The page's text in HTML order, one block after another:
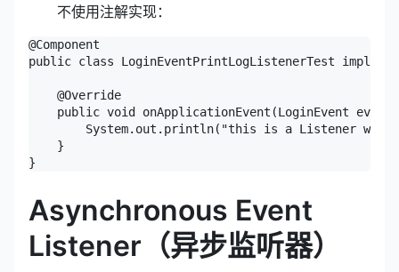
不使用注解实现：
@Component
public class LoginEventPrintLogListenerTest
    @Override
public void onApplicationEvent(LoginEvent
System.out.println("this is a Listener with
    }
Asynchronous Event
Listener（异步监听器）